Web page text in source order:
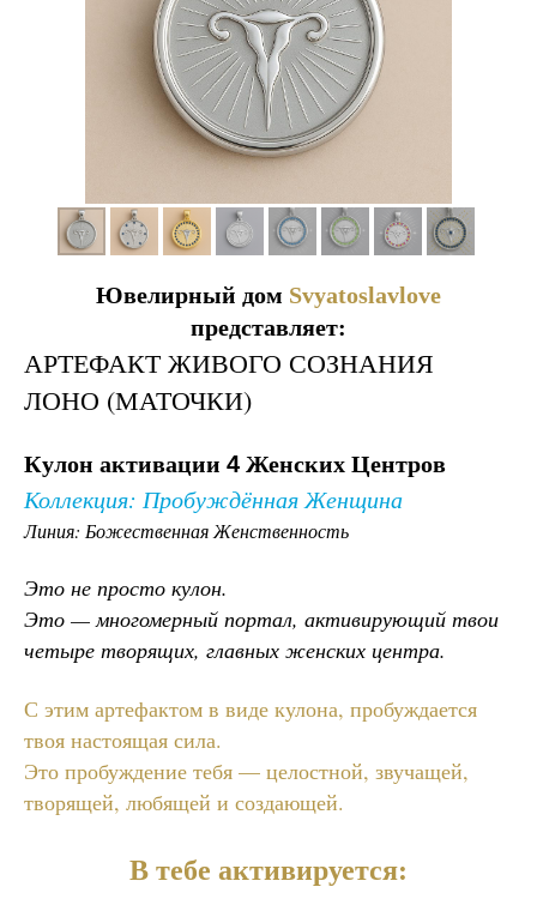
Ювелирный дом Svyatoslavlove
представляет:
АРТЕФАКТ ЖИВОГО СОЗНАНИЯ
ЛОНО (МАТОЧКИ)
Кулон активации 4 Женских Центров
Коллекция: Пробуждённая Женщина
Линия: Божественная Женственность
Это не просто кулон.
Это — многомерный портал, активирующий твои
четыре творящих, главных женских центра.
С этим артефактом в виде кулона, пробуждается
твоя настоящая сила.
Это пробуждение тебя — целостной, звучащей,
творящей, любящей и создающей.
В тебе активируется: